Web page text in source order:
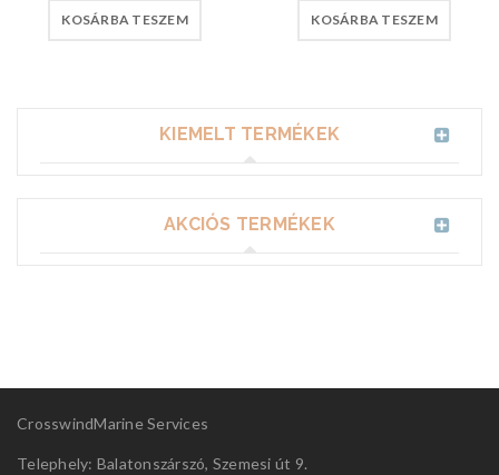
KOSÁRBA TESZEM KOSÁRBA TESZEM
KIEMELT TERMÉKEK
AKCIÓS TERMÉKEK
CrosswindMarine Services
Telephely: Balatonszárszó, Szemesi út 9.